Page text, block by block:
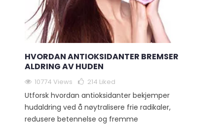
HVORDAN ANTIOKSIDANTER BREMSER
ALDRING AV HUDEN
10774 Views 214 Liked
Utforsk hvordan antioksidanter bekjemper
hudaldring ved å nøytralisere frie radikaler,
redusere betennelse og fremme